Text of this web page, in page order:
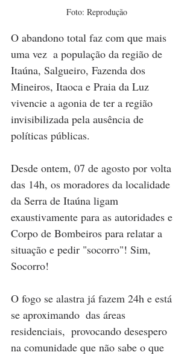
Foto: Reprodução
O abandono total faz com que mais
uma vez  a população da região de
Itaúna, Salgueiro, Fazenda dos
Mineiros, Itaoca e Praia da Luz
vivencie a agonia de ter a região
invisibilizada pela ausência de
políticas públicas.
Desde ontem, 07 de agosto por volta
das 14h, os moradores da localidade
da Serra de Itaúna ligam
exaustivamente para as autoridades e
Corpo de Bombeiros para relatar a
situação e pedir "socorro"! Sim,
Socorro!
O fogo se alastra já fazem 24h e está
se aproximando  das áreas
residenciais,  provocando desespero
na comunidade que não sabe o que